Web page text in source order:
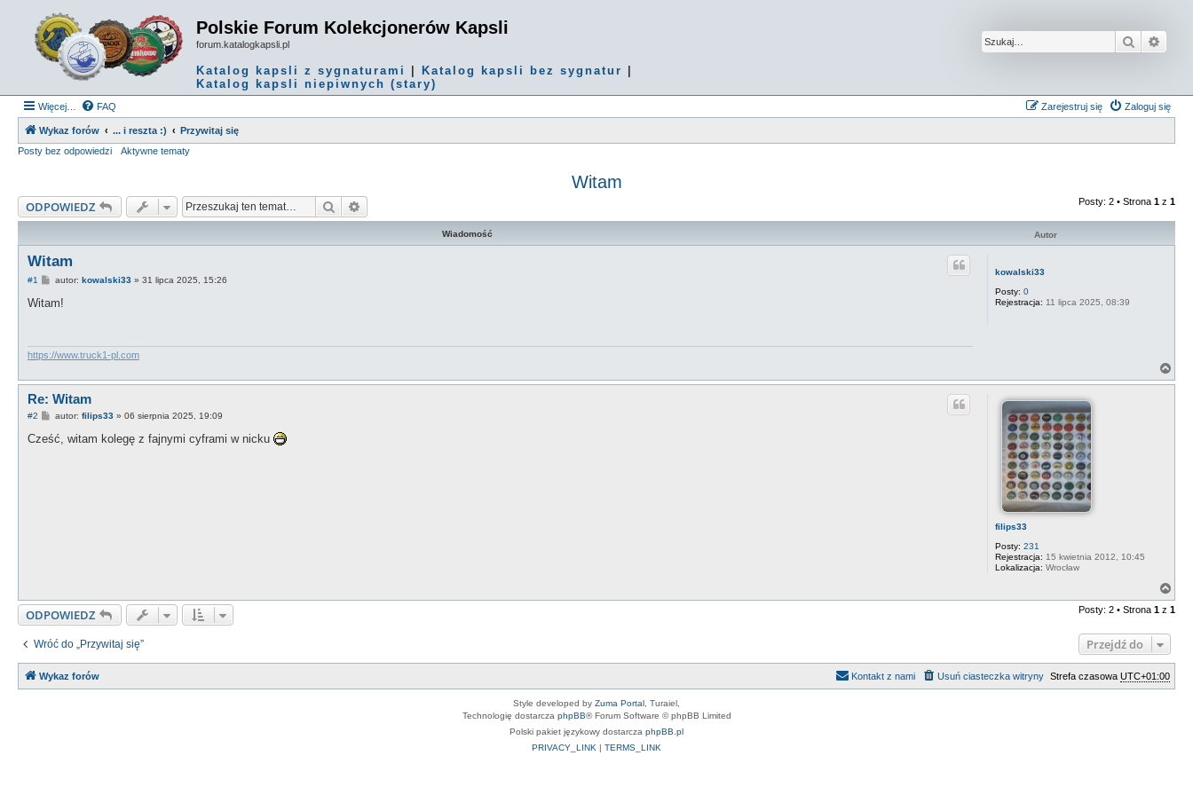
Polskie Forum Kolekcjonerów Kapsli
forum.katalogkapsli.pl
Katalog kapsli z sygnaturami Katalog kapsli bez sygnatur
Katalog kapsli niepiwnych (stary)
Szukaj
Więcej… FAQ Zaloguj się
Zarejestruj się
Wykaz forów ... i reszta :)
Przywitaj się
Posty bez odpowiedzi
Aktywne tematy
Witam
ODPOWIEDZ Szukaj Posty: 2 • Strona 1 z 1
Wiadomość Autor
kowalski33
Posty: 0
Rejestracja: 11 lipca 2025, 08:39
Witam
#1
P
s
autor: kowalski33» 31 lipca 2025, 15:26
Witam!
https://www.truck1-pl.com
a
filips33
Posty: 231
Rejestracja: 15 kwietnia 2012, 10:45
Lokalizacja: Wrocław
Re: Witam
#2
P
s
autor: filips33» 06 sierpnia 2025, 19:09
Cześć, witam kolegę z fajnymi cyframi w nicku
a
g
ODPOWIEDZ Posty: 2 • Strona 1 z 1
Wróć do „Przywitaj się” Przejdź do
Wykaz forów Strefa czasowa UTC+01:00
Usuń ciasteczka witryny
Kontakt z nami
Style developed by Zuma Portal , Turaiel,
Technologię dostarcza phpBB® Forum Software © phpBB Limited
Polski pakiet językowy dostarcza phpBB.pl
PRIVACY_LINK | TERMS_LINK